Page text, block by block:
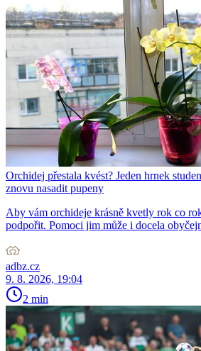
Orchidej přestala kvést? Jeden hrnek
znovu nasadit pupeny
Aby vám orchideje krásně kvetly rok co
podpořit. Pomoci jim může i docela
adbz.cz
9. 8. 2026, 19:04
2 min